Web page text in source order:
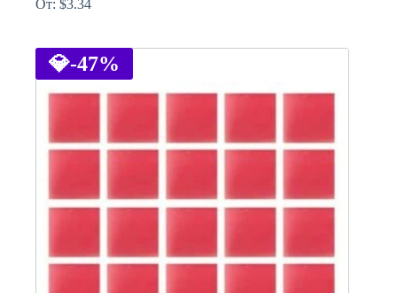
От: $3.34
has
multiple
variants.
may
the
💎-47%